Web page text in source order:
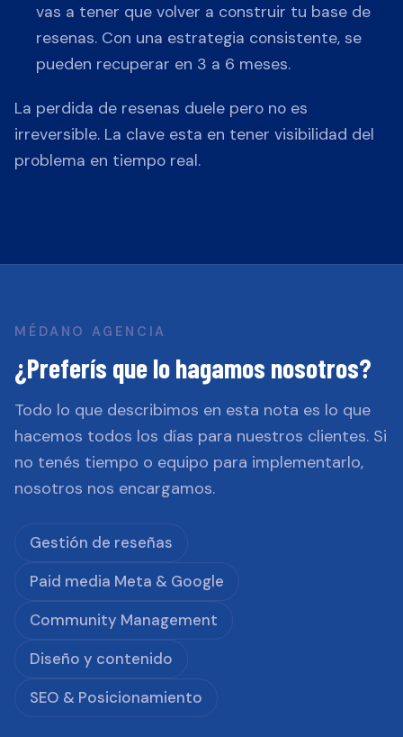
vas a tener que volver a construir tu base de
resenas. Con una estrategia consistente, se
pueden recuperar en 3 a 6 meses.
La perdida de resenas duele pero no es
irreversible. La clave esta en tener visibilidad del
problema en tiempo real.
MÉDANO AGENCIA
¿Preferís que lo hagamos nosotros?
Todo lo que describimos en esta nota es lo que
hacemos todos los días para nuestros clientes. Si
no tenés tiempo o equipo para implementarlo,
nosotros nos encargamos.
Gestión de reseñas
Paid media Meta & Google
Community Management
Diseño y contenido
SEO & Posicionamiento